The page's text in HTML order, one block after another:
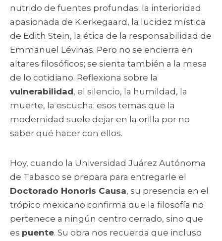
nutrido de fuentes profundas: la interioridad
apasionada de Kierkegaard, la lucidez mística
de Edith Stein, la ética de la responsabilidad de
Emmanuel Lévinas. Pero no se encierra en
altares filosóficos; se sienta también a la mesa
de lo cotidiano. Reflexiona sobre la
vulnerabilidad, el silencio, la humildad, la
muerte, la escucha: esos temas que la
modernidad suele dejar en la orilla por no
saber qué hacer con ellos.
Hoy, cuando la Universidad Juárez Autónoma
de Tabasco se prepara para entregarle el
Doctorado Honoris Causa, su presencia en el
trópico mexicano confirma que la filosofía no
pertenece a ningún centro cerrado, sino que
es puente. Su obra nos recuerda que incluso